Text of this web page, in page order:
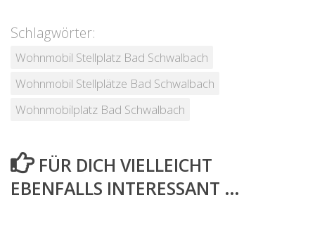
Schlagwörter:
Wohnmobil Stellplatz Bad Schwalbach
Wohnmobil Stellplätze Bad Schwalbach
Wohnmobilplatz Bad Schwalbach
FÜR DICH VIELLEICHT
EBENFALLS INTERESSANT …